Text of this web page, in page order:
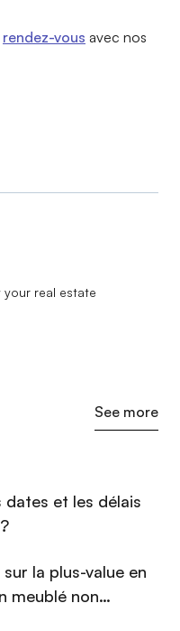
rendez-vous avec nos
your real estate
See more
dates et les délais
la plus-value en
meublé non